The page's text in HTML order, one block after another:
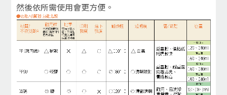
然後依所需使用會更方便。